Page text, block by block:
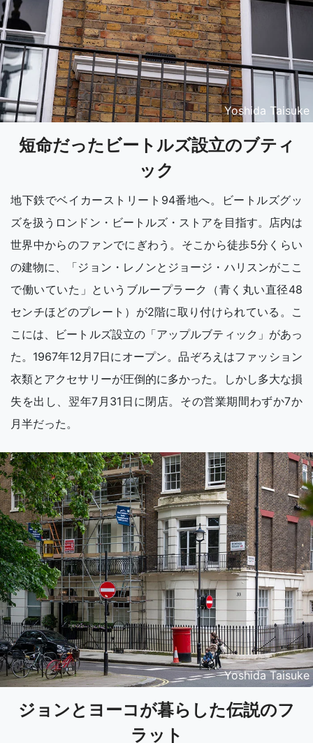
Yoshida Taisuke
短命だったビートルズ設立のブティ
ック
地下鉄でベイカーストリート94番地へ。ビートルズグッ
ズを扱うロンドン・ビートルズ・ストアを目指す。店内は
世界中からのファンでにぎわう。そこから徒歩5分くらい
の建物に、「ジョン・レノンとジョージ・ハリスンがここ
で働いていた」というブループラーク（青く丸い直径48
センチほどのプレート）が2階に取り付けられている。こ
こには、ビートルズ設立の「アップルブティック」があっ
た。1967年12月7日にオープン。品ぞろえはファッション
衣類とアクセサリーが圧倒的に多かった。しかし多大な損
失を出し、翌年7月31日に閉店。その営業期間わずか7か
月半だった。
Yoshida Taisuke
ジョンとヨーコが暮らした伝説のフ
ラット